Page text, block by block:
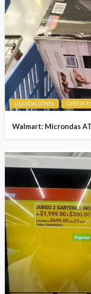
LIQUIDACIONES OFERTA
Walmart: Microndas